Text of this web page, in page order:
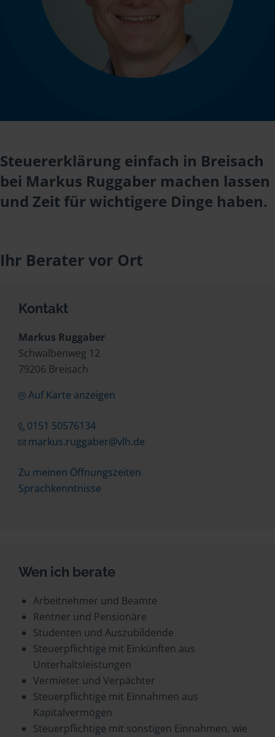
Steuererklärung einfach in Breisach
bei Markus Ruggaber machen lassen
und Zeit für wichtigere Dinge haben.
Ihr Berater vor Ort
Kontakt
Markus Ruggaber
Schwalbenweg 12
79206 Breisach
Auf Karte anzeigen
0151 50576134
markus.ruggaber@vlh.de
Zu meinen Öffnungszeiten
Sprachkenntnisse
Wen ich berate
Arbeitnehmer und Beamte
Rentner und Pensionäre
Studenten und Auszubildende
Steuerpflichtige mit Einkünften aus
Unterhaltsleistungen
Vermieter und Verpächter
Steuerpflichtige mit Einnahmen aus
Kapitalvermögen
Steuerpflichtige mit sonstigen Einnahmen, wie